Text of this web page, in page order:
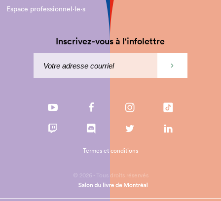
Espace professionnel·le⋅s
Inscrivez-vous à l'infolettre
© 2026 - Tous droits réservés
Termes et conditions